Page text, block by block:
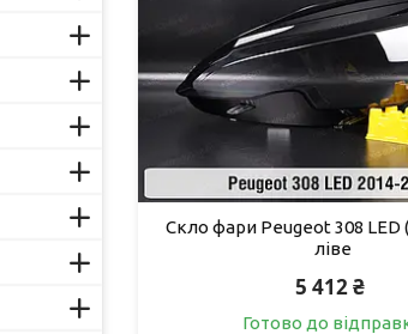
Скло фари Peugeot 308 LED
ліве
5 412 ₴
Готово до